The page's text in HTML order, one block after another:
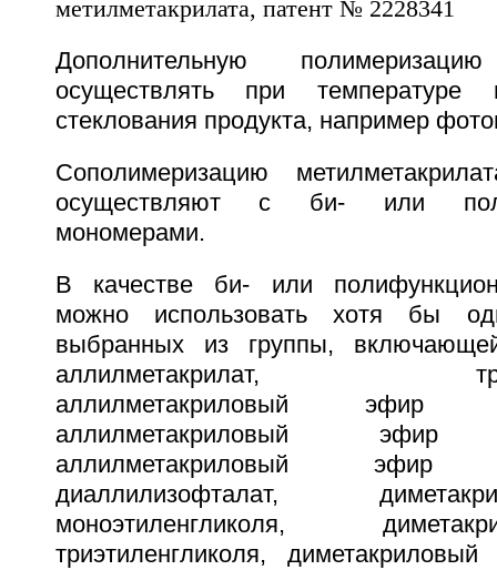
Дополнительную
осуществлять при температуре
стеклования продукта, например
Сополимеризацию
осуществляют с би- или
мономерами.
В качестве би- или
можно использовать хотя бы
выбранных из группы,
аллилметакрилат,
аллилметакриловый эфир
аллилметакриловый эфир
аллилметакриловый эфир
диаллилизофталат,
моноэтиленгликоля,
триэтиленгликоля,